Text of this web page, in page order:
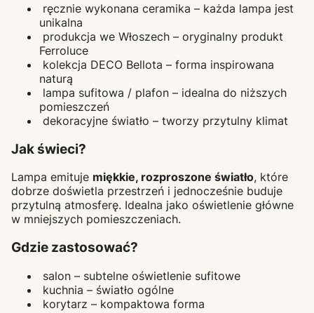
ręcznie wykonana ceramika – każda lampa jest
unikalna
produkcja we Włoszech – oryginalny produkt
Ferroluce
kolekcja DECO Bellota – forma inspirowana
naturą
lampa sufitowa / plafon – idealna do niższych
pomieszczeń
dekoracyjne światło – tworzy przytulny klimat
Jak świeci?
Lampa emituje miękkie, rozproszone światło, które
dobrze doświetla przestrzeń i jednocześnie buduje
przytulną atmosferę. Idealna jako oświetlenie główne
w mniejszych pomieszczeniach.
Gdzie zastosować?
salon – subtelne oświetlenie sufitowe
kuchnia – światło ogólne
korytarz – kompaktowa forma